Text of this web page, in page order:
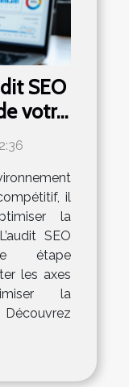
SEO
votre
il
la
SEO
étape
les axes
la